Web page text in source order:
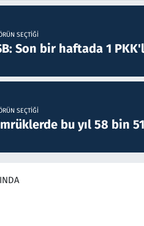
SEÇTIĞI
Son bir haftada 1
SEÇTIĞI
bu yıl 58 bin